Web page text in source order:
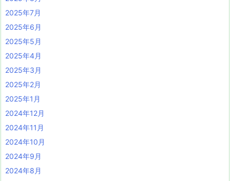
2025年7月
2025年6月
2025年5月
2025年4月
2025年3月
2025年2月
2025年1月
2024年12月
2024年11月
2024年10月
2024年9月
2024年8月